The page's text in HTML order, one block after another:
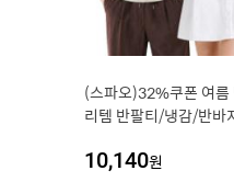
(스파오)32%쿠폰 여름
리템 반팔티/냉감/반
10,140원